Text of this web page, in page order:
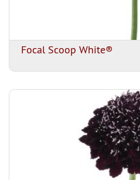
Focal Scoop White®